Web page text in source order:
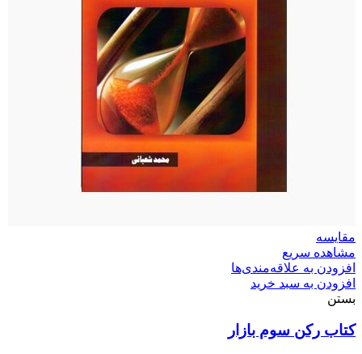
مقایسه
مشاهده سریع
افزودن به علاقه‌مندی‌ها
افزودن به سبد خرید
بستن
کتاب رکن سوم بازار